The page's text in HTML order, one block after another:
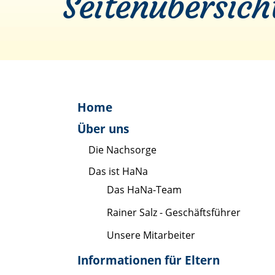
Home
Über uns
Die Nachsorge
Das ist HaNa
Das HaNa-Team
Rainer Salz - Geschäftsführer
Unsere Mitarbeiter
Informationen für Eltern